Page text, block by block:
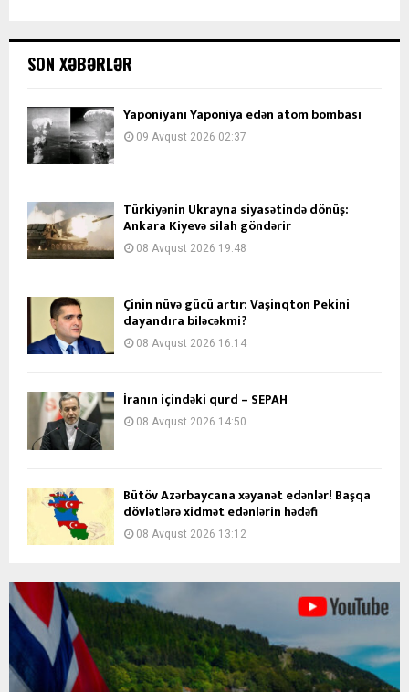
SON XƏBƏRLƏR
Yaponiyanı Yaponiya edən atom bombası
09 Avqust 2026 02:37
Türkiyənin Ukrayna siyasətində dönüş:
Ankara Kiyevə silah göndərir
08 Avqust 2026 19:48
Çinin nüvə gücü artır: Vaşinqton Pekini
dayandıra biləcəkmi?
08 Avqust 2026 16:14
İranın içindəki qurd – SEPAH
08 Avqust 2026 14:50
Bütöv Azərbaycana xəyanət edənlər! Başqa
dövlətlərə xidmət edənlərin hədəfi
08 Avqust 2026 13:12